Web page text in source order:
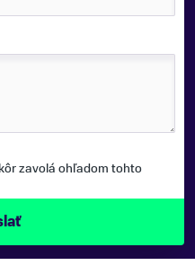
zavolá ohľadom tohto